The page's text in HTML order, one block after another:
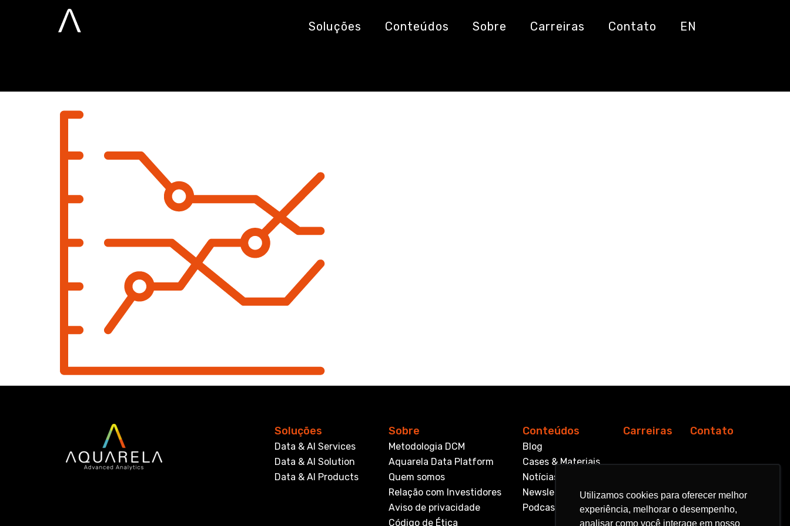
Utilizamos cookies para oferecer melhor
experiência, melhorar o desempenho,
analisar como você interage em nosso
Utilizamos cookies para oferecer melhor
experiência, melhorar o desempenho,
analisar como você interage em nosso
Soluções Conteúdos Sobre Carreiras Contato EN
otimização de resultados (1)
Soluções
Data & AI Services
Data & AI Solution
Data & AI Products
Sobre
Metodologia DCM
Aquarela Data Platform
Quem somos
Relação com Investidores
Aviso de privacidade
Código de Ética
Conteúdos
Blog
Cases & Materiais
Notícias
Newsletter
Podcast
Carreiras Contato